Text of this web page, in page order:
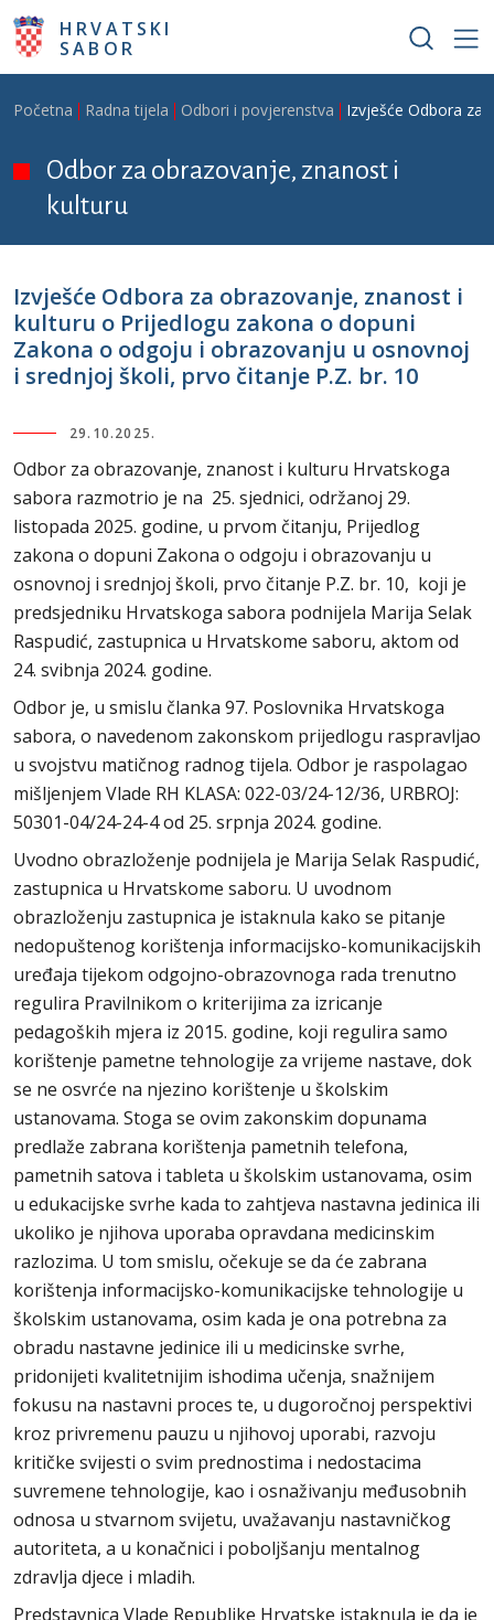
Skoči na glavni sadržaj
HRVATSKI
SABOR
Breadcrumb
Početna Radna tijela Odbori i povjerenstva Izvješće Odbora za
Odbor za obrazovanje, znanost i
kulturu
Izvješće Odbora za obrazovanje, znanost i
kulturu o Prijedlogu zakona o dopuni
Zakona o odgoju i obrazovanju u osnovnoj
i srednjoj školi, prvo čitanje P.Z. br. 10
29.10.2025.
Odbor za obrazovanje, znanost i kulturu Hrvatskoga
sabora razmotrio je na 25. sjednici, održanoj 29.
listopada 2025. godine, u prvom čitanju, Prijedlog
zakona o dopuni Zakona o odgoju i obrazovanju u
osnovnoj i srednjoj školi, prvo čitanje P.Z. br. 10, koji je
predsjedniku Hrvatskoga sabora podnijela Marija Selak
Raspudić, zastupnica u Hrvatskome saboru, aktom od
24. svibnja 2024. godine.
Odbor je, u smislu članka 97. Poslovnika Hrvatskoga
sabora, o navedenom zakonskom prijedlogu raspravljao
u svojstvu matičnog radnog tijela. Odbor je raspolagao
mišljenjem Vlade RH KLASA: 022-03/24-12/36, URBROJ:
50301-04/24-24-4 od 25. srpnja 2024. godine.
Uvodno obrazloženje podnijela je Marija Selak Raspudić,
zastupnica u Hrvatskome saboru. U uvodnom
obrazloženju zastupnica je istaknula kako se pitanje
nedopuštenog korištenja informacijsko-komunikacijskih
uređaja tijekom odgojno-obrazovnoga rada trenutno
regulira Pravilnikom o kriterijima za izricanje
pedagoških mjera iz 2015. godine, koji regulira samo
korištenje pametne tehnologije za vrijeme nastave, dok
se ne osvrće na njezino korištenje u školskim
ustanovama. Stoga se ovim zakonskim dopunama
predlaže zabrana korištenja pametnih telefona,
pametnih satova i tableta u školskim ustanovama, osim
u edukacijske svrhe kada to zahtjeva nastavna jedinica ili
ukoliko je njihova uporaba opravdana medicinskim
razlozima. U tom smislu, očekuje se da će zabrana
korištenja informacijsko-komunikacijske tehnologije u
školskim ustanovama, osim kada je ona potrebna za
obradu nastavne jedinice ili u medicinske svrhe,
pridonijeti kvalitetnijim ishodima učenja, snažnijem
fokusu na nastavni proces te, u dugoročnoj perspektivi
kroz privremenu pauzu u njihovoj uporabi, razvoju
kritičke svijesti o svim prednostima i nedostacima
suvremene tehnologije, kao i osnaživanju međusobnih
odnosa u stvarnom svijetu, uvažavanju nastavničkog
autoriteta, a u konačnici i poboljšanju mentalnog
zdravlja djece i mladih.
Predstavnica Vlade Republike Hrvatske istaknula je da je